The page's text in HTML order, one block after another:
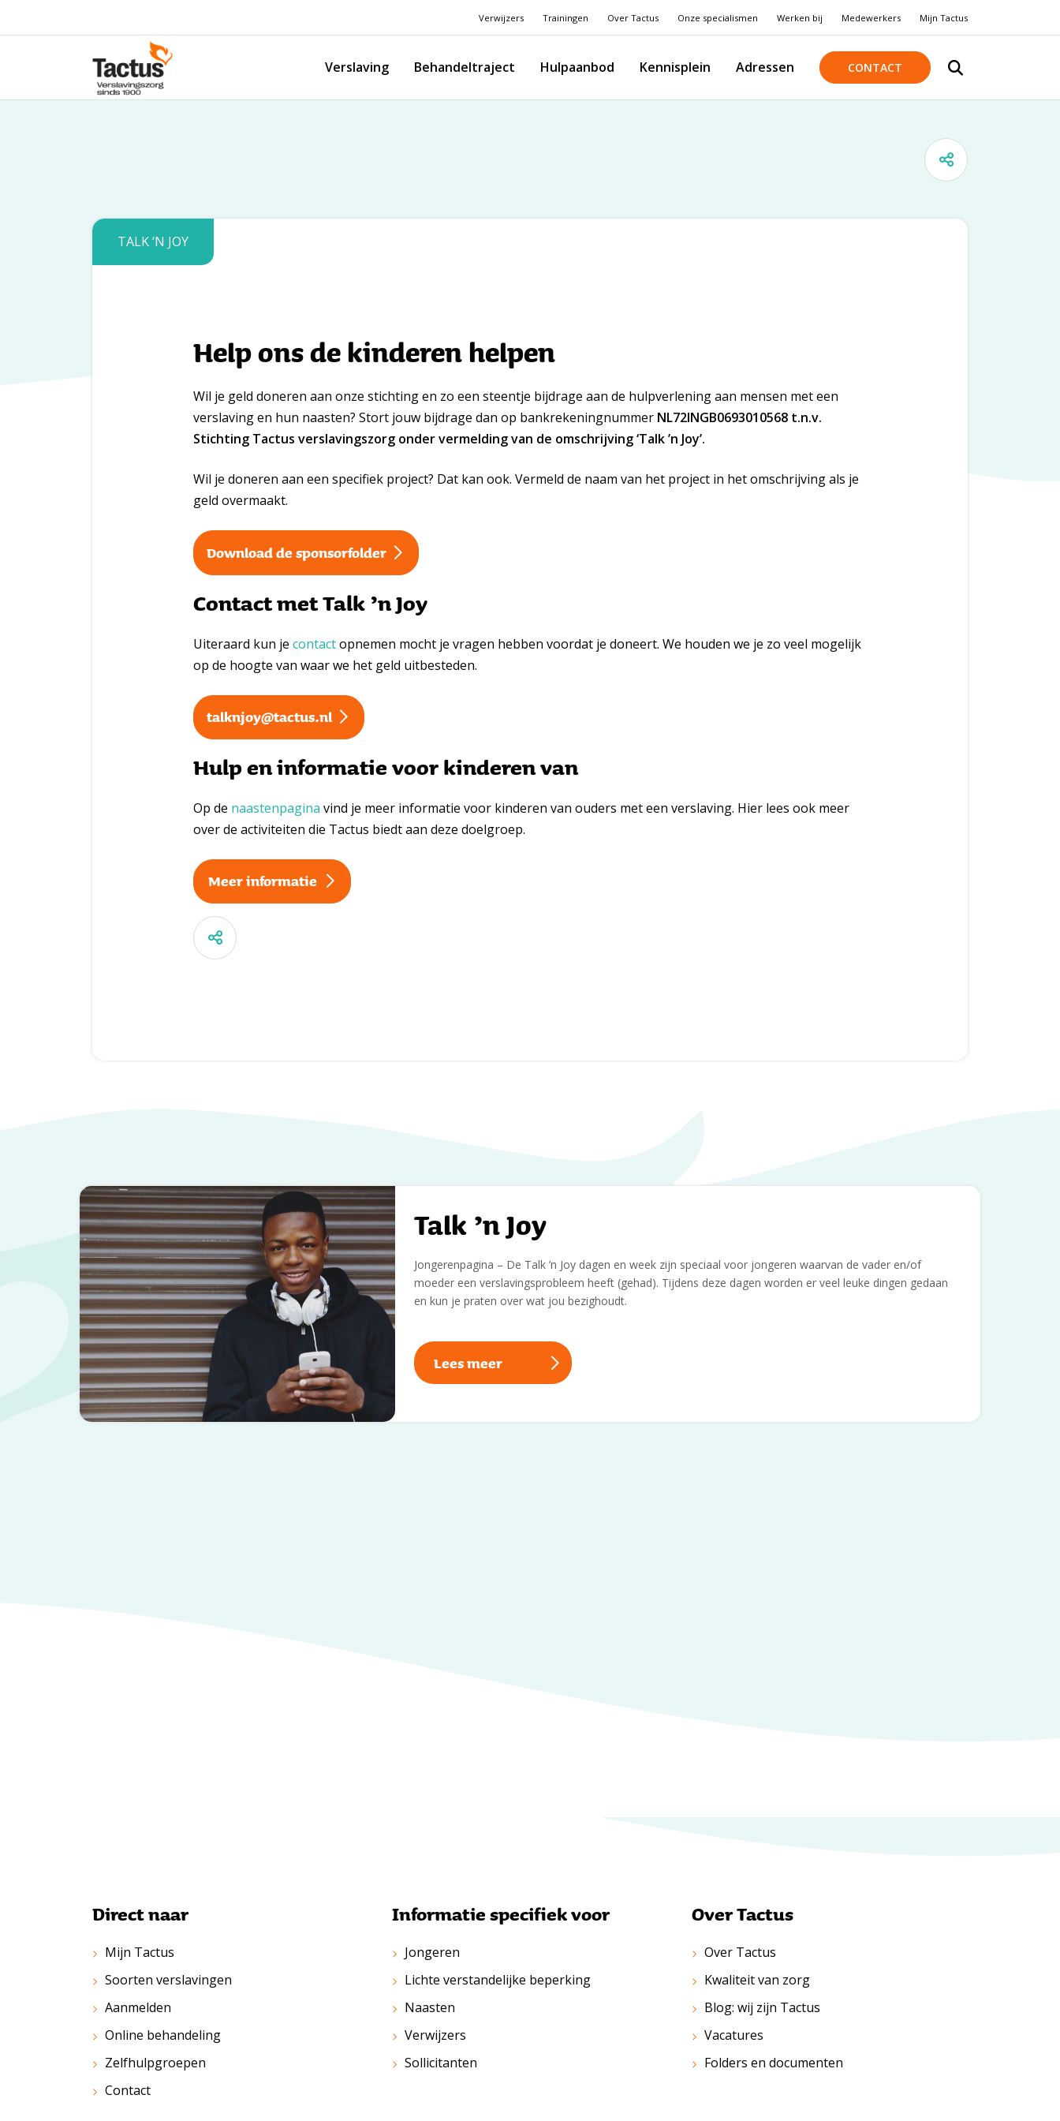
Verwijzers Trainingen Over Tactus Onze specialismen Werken bij Medewerkers Mijn Tactus
Tactus Verslavingszorg
Verslaving Behandeltraject Hulpaanbod Kennisplein Adressen CONTACT
TALK ’N JOY
Help ons de kinderen helpen
Wil je geld doneren aan onze stichting en zo een steentje bijdrage aan de hulpverlening aan mensen met een
verslaving en hun naasten? Stort jouw bijdrage dan op bankrekeningnummer NL72INGB0693010568 t.n.v.
Stichting Tactus verslavingszorg onder vermelding van de omschrijving ‘Talk ’n Joy’.
Wil je doneren aan een specifiek project? Dat kan ook. Vermeld de naam van het project in het omschrijving als je
geld overmaakt.
Download de sponsorfolder
Contact met Talk ’n Joy
Uiteraard kun je contactopnemen mocht je vragen hebben voordat je doneert. We houden we je zo veel mogelijk
op de hoogte van waar we het geld uitbesteden.
talknjoy@tactus.nl
Hulp en informatie voor kinderen van
Op de naastenpagina vind je meer informatie voor kinderen van ouders met een verslaving. Hier lees ook meer
over de activiteiten die Tactus biedt aan deze doelgroep.
Meer informatie
Talk ’n Joy
Jongerenpagina – De Talk ’n Joy dagen en week zijn speciaal voor jongeren waarvan de vader en/of
moeder een verslavingsprobleem heeft (gehad). Tijdens deze dagen worden er veel leuke dingen gedaan
en kun je praten over wat jou bezighoudt.
Lees meer
Direct naar
Mijn Tactus
Soorten verslavingen
Aanmelden
Online behandeling
Zelfhulpgroepen
Contact
Informatie specifiek voor
Jongeren
Lichte verstandelijke beperking
Naasten
Verwijzers
Sollicitanten
Over Tactus
Over Tactus
Kwaliteit van zorg
Blog: wij zijn Tactus
Vacatures
Folders en documenten